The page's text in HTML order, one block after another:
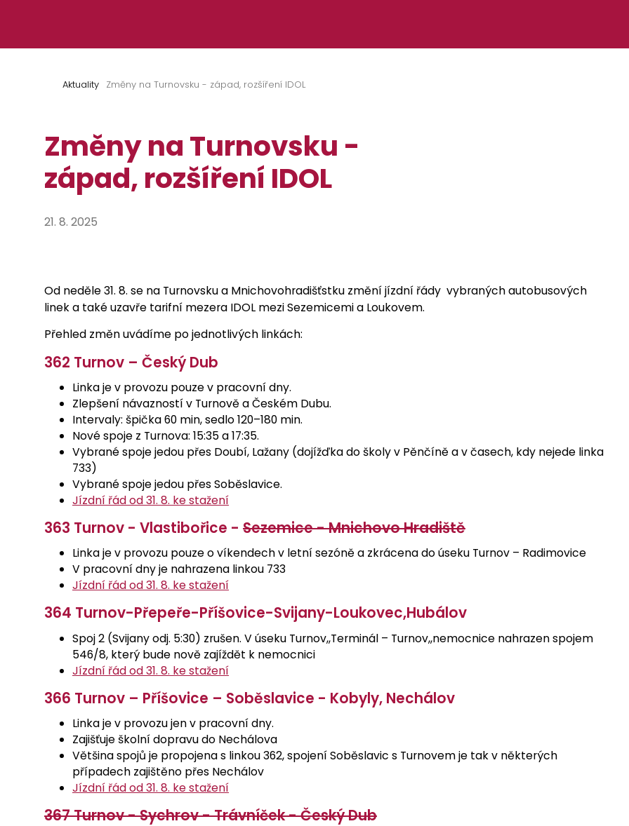
Aktuality Změny na Turnovsku - západ, rozšíření IDOL
Změny na Turnovsku -
západ, rozšíření IDOL
21. 8. 2025
Od neděle 31. 8. se na Turnovsku a Mnichovohradišťstku změní jízdní řády vybraných autobusových
linek a také uzavře tarifní mezera IDOL mezi Sezemicemi a Loukovem.
Přehled změn uvádíme po jednotlivých linkách:
362 Turnov – Český Dub
Linka je v provozu pouze v pracovní dny.
Zlepšení návazností v Turnově a Českém Dubu.
Intervaly: špička 60 min, sedlo 120–180 min.
Nové spoje z Turnova: 15:35 a 17:35.
Vybrané spoje jedou přes Doubí, Lažany (dojížďka do školy v Pěnčíně a v časech, kdy nejede linka
733)
Vybrané spoje jedou přes Soběslavice.
Jízdní řád od 31. 8. ke stažení
363 Turnov - Vlastibořice - Sezemice - Mnichovo Hradiště
Linka je v provozu pouze o víkendech v letní sezóně a zkrácena do úseku Turnov – Radimovice
V pracovní dny je nahrazena linkou 733
Jízdní řád od 31. 8. ke stažení
364 Turnov-Přepeře-Příšovice-Svijany-Loukovec,Hubálov
Spoj 2 (Svijany odj. 5:30) zrušen. V úseku Turnov,,Terminál – Turnov,,nemocnice nahrazen spojem
546/8, který bude nově zajíždět k nemocnici
Jízdní řád od 31. 8. ke stažení
366 Turnov – Příšovice – Soběslavice - Kobyly, Nechálov
Linka je v provozu jen v pracovní dny.
Zajišťuje školní dopravu do Nechálova
Většina spojů je propojena s linkou 362, spojení Soběslavic s Turnovem je tak v některých
případech zajištěno přes Nechálov
Jízdní řád od 31. 8. ke stažení
367 Turnov - Sychrov - Trávníček - Český Dub